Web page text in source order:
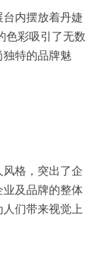
内摆放着丹婕
色彩吸引了无数
特的品牌魅
格，突出了企
及品牌的整体
们带来视觉上